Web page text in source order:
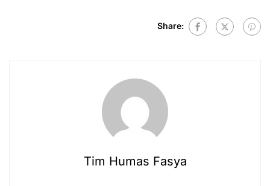
Share:
Tim Humas Fasya